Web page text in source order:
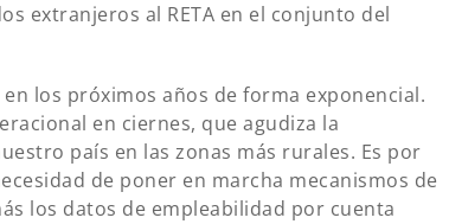
extranjeros al RETA en el conjunto del
los próximos años de forma exponencial.
en ciernes, que agudiza la
país en las zonas más rurales. Es por
de poner en marcha mecanismos de
los datos de empleabilidad por cuenta